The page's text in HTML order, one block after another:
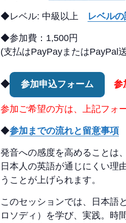
◆レベル: 中級以上 レベル
◆参加費：1,500円
(支払はPayPayまたはPayPal
◆ 参加申込フォーム 参
参加ご希望の方は、上記フォ
◆参加までの流れと留意事項
発音への感度を高めることは
日本人の英語が通じにくい理
うことが上げられます。
このセッションでは、日本語
ロソディ）を学び、実践。時